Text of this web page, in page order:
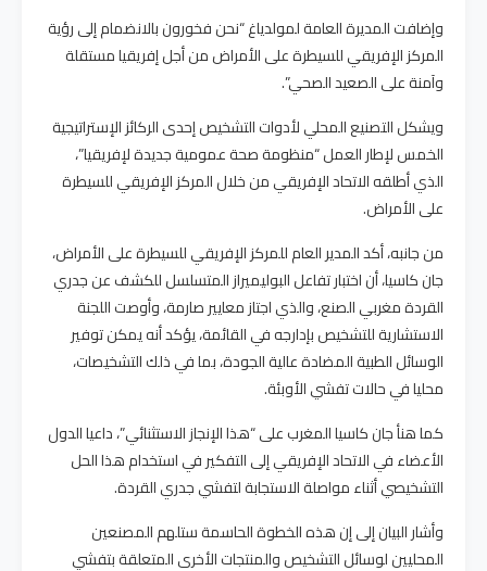
وإضافت المديرة العامة لمولدياغ “نحن فخورون بالانضمام إلى رؤية
المركز الإفريقي للسيطرة على الأمراض من أجل إفريقيا مستقلة
وآمنة على الصعيد الصحي”.
ويشكل التصنيع المحلي لأدوات التشخيص إحدى الركائز الإستراتيجية
الخمس لإطار العمل “منظومة صحة عمومية جديدة لإفريقيا”،
الذي أطلقه الاتحاد الإفريقي من خلال المركز الإفريقي للسيطرة
على الأمراض.
من جانبه، أكد المدير العام للمركز الإفريقي للسيطرة على الأمراض،
جان كاسيا، أن اختبار تفاعل البوليميراز المتسلسل للكشف عن جدري
القردة مغربي الصنع، والذي اجتاز معايير صارمة، وأوصت اللجنة
الاستشارية للتشخيص بإدارجه في القائمة، يؤكد أنه يمكن توفير
الوسائل الطبية المضادة عالية الجودة، بما في ذلك التشخيصات،
محليا في حالات تفشي الأوبئة.
كما هنأ جان كاسيا المغرب على “هذا الإنجاز الاستثنائي”، داعيا الدول
الأعضاء في الاتحاد الإفريقي إلى التفكير في استخدام هذا الحل
التشخيصي أثناء مواصلة الاستجابة لتفشي جدري القردة.
وأشار البيان إلى إن هذه الخطوة الحاسمة ستلهم المصنعين
المحليين لوسائل التشخيص والمنتجات الأخرى المتعلقة بتفشي